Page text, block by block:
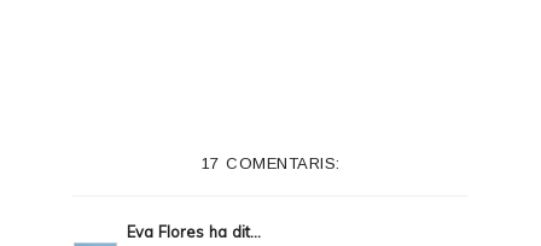
17 COMENTARIS:
Eva Flores ha dit...